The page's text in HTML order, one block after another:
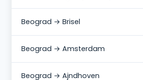
Beograd → Brisel
Beograd → Amsterdam
Beograd → Ajndhoven